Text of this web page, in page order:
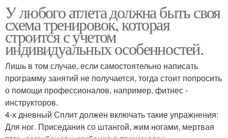
У любого атлета должна быть своя
схема тренировок, которая
строится с учетом
индивидуальных особенностей.
Лишь в том случае, если самостоятельно написать
программу занятий не получается, тогда стоит попросить
о помощи профессионалов, например, фитнес -
инструкторов.
4-х дневный Сплит должен включать такие упражнения:
Для ног. Приседания со штангой, жим ногами, мертвая